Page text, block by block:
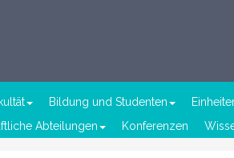
Bildung und Studenten
Abteilungen
Konferenzen